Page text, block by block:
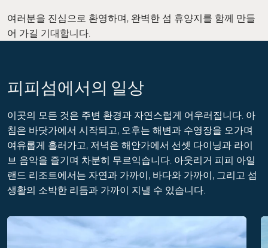
여러분을 진심으로 환영하며, 완벽한 섬 휴양지를 함께 만들
어 가길 기대합니다.
피피섬에서의 일상
이곳의 모든 것은 주변 환경과 자연스럽게 어우러집니다. 아
침은 바닷가에서 시작되고, 오후는 해변과 수영장을 오가며
여유롭게 흘러가고, 저녁은 해안가에서 선셋 다이닝과 라이
브 음악을 즐기며 차분히 무르익습니다. 아웃리거 피피 아일
랜드 리조트에서는 자연과 가까이, 바다와 가까이, 그리고 섬
생활의 소박한 리듬과 가까이 지낼 수 있습니다.